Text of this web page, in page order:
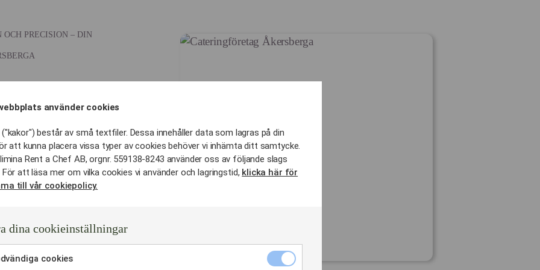
OCH PRECISION – DIN
ditt
som fungerar som en
så arbetar vi med ett
för dig i Åkersberga.
som kräver djupt
logistisk kontroll.
använder cookies
består av små textfiler. Dessa innehåller data som lagras på din
att kunna placera vissa typer av cookies behöver vi inhämta ditt samtycke.
Rent a Chef AB, orgnr. 559138-8243 använder oss av följande slags
att läsa mer om vilka cookies vi använder och lagringstid, klicka här för
till vår cookiepolicy.
dina cookieinställningar
cookies
Nödvändiga